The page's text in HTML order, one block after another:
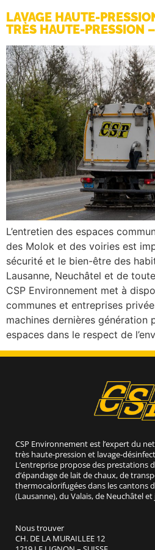
LAVAGE HAUTE-
TRÈS HAUTE-PRESSION
L’entretien des espaces
des Molok et des voiries est
sécurité et le bien-être des
Lausanne, Neuchâtel et de
CSP Environnement met à
communes et entreprises
machines dernières génération
espaces dans le respect de
CSP Environnement est l’expert du
très haute-pression et lavage-
L’entreprise propose des prestations
d’épandage de lait de chaux, de
thermocalorifugées dans les cantons
(Lausanne), du Valais, de Neuchâtel et
Nous trouver
CH. DE LA MURAILLEE 12